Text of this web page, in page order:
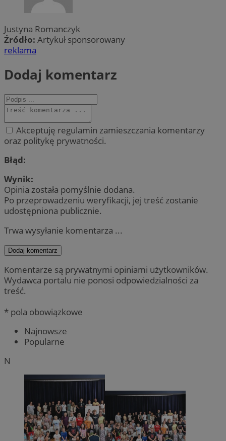
Justyna Romanczyk
Źródło: Artykuł sponsorowany
reklama
Dodaj komentarz
Akceptuję regulamin zamieszczania komentarzy
oraz politykę prywatności.
Błąd:
Wynik:
Opinia została pomyślnie dodana.
Po przeprowadzeniu weryfikacji, jej treść zostanie
udostępniona publicznie.
Trwa wysyłanie komentarza ...
Dodaj komentarz
Komentarze są prywatnymi opiniami użytkowników.
Wydawca portalu nie ponosi odpowiedzialności za
treść.
* pola obowiązkowe
Najnowsze
Popularne
N